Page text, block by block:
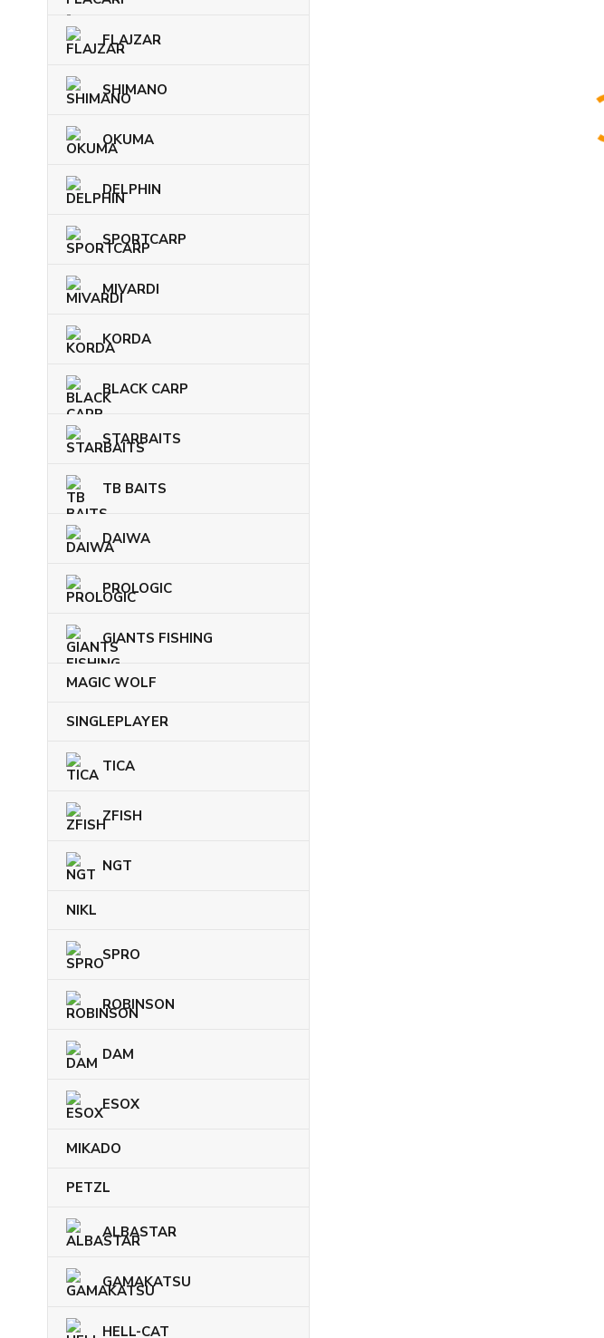
FLAJZAR
SHIMANO
OKUMA
DELPHIN
SPORTCARP
MIVARDI
KORDA
BLACK CARP
STARBAITS
TB BAITS
DAIWA
PROLOGIC
GIANTS FISHING
MAGIC WOLF
SINGLEPLAYER
TICA
ZFISH
NGT
NIKL
SPRO
ROBINSON
DAM
ESOX
MIKADO
PETZL
ALBASTAR
GAMAKATSU
HELL-CAT